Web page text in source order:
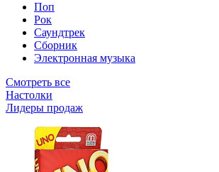
Поп
Рок
Саундтрек
Сборник
Электронная музыка
Смотреть все
Настолки
Лидеры продаж